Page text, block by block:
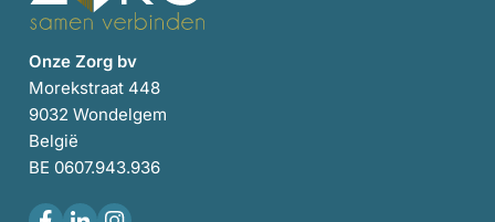
Onze Zorg bv
Morekstraat 448
9032 Wondelgem
België
BE 0607.943.936